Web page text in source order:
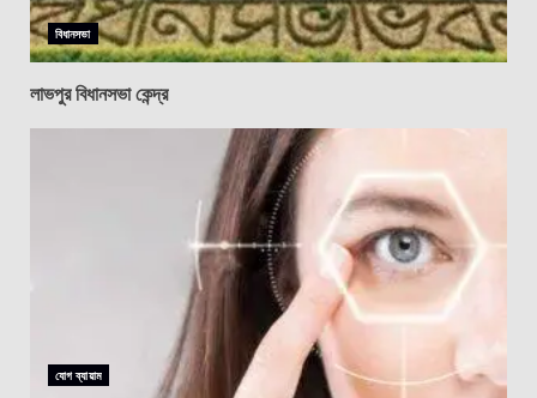
বিধানসভা
লাভপুর বিধানসভা কেন্দ্র
যোগ ব্যায়াম